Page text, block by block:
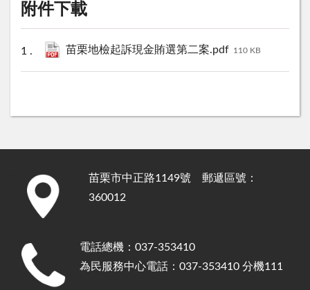
附件下載
苗栗地檢起訴現金賄選第二案.pdf 110 KB
苗栗市中正路1149號 郵遞區號：
360012
電話總機：037-353410
為民服務中心電話：037-353410 分機111